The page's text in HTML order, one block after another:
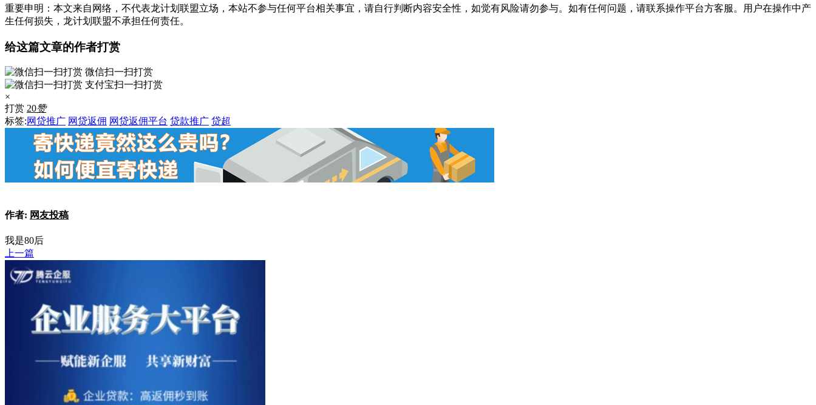
重要申明：本文来自网络，不代表龙计划联盟立场，本站不参与任何平台相关事宜，请自行判断内容安全性，如觉有风险请勿参与。如有任何问题，请联系操作平台方客服。用户在操作中产
生任何损失，龙计划联盟不承担任何责任。
给这篇文章的作者打赏
微信扫一扫打赏
支付宝扫一扫打赏
×
打赏 20赞
标签:网贷推广 网贷返佣 网贷返佣平台 贷款推广 贷超
作者: 网友投稿
我是80后
上一篇